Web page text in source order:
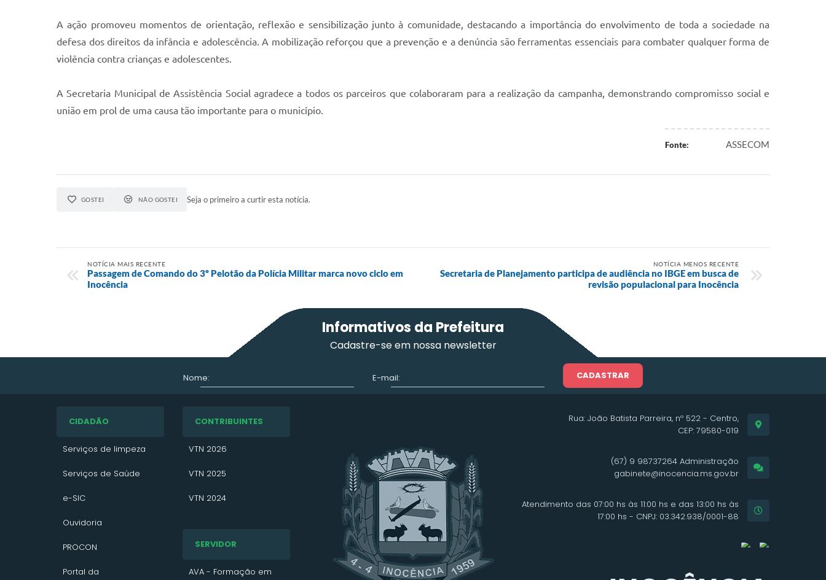
A ação promoveu momentos de orientação, reflexão e sensibilização junto à comunidade, destacando a importância do envolvimento de toda a sociedade na
defesa dos direitos da infância e adolescência. A mobilização reforçou que a prevenção e a denúncia são ferramentas essenciais para combater qualquer forma de
violência contra crianças e adolescentes.
A Secretaria Municipal de Assistência Social agradece a todos os parceiros que colaboraram para a realização da campanha, demonstrando compromisso social e
união em prol de uma causa tão importante para o município.
Fonte: ASSECOM
GOSTEI NÃO GOSTEI Seja o primeiro a curtir esta notícia.
NOTÍCIA MAIS RECENTE
Passagem de Comando do 3º Pelotão da Polícia Militar marca novo ciclo em
Inocência
NOTÍCIA MENOS RECENTE
Secretaria de Planejamento participa de audiência no IBGE em busca de
revisão populacional para Inocência
Informativos da Prefeitura
Cadastre-se em nossa newsletter
Nome: E-mail: CADASTRAR
CIDADÃO
Serviços de limpeza
Serviços de Saúde
e-SIC
Ouvidoria
PROCON
Portal da
CONTRIBUINTES
VTN 2026
VTN 2025
VTN 2024
VTN
Convênio ITR
SERVIDOR
AVA - Formação em
Rua: João Batista Parreira, nº 522 - Centro,
CEP: 79580-019
(67) 9 98737264 Administração
gabinete@inocencia.ms.gov.br
Atendimento das 07:00 hs às 11:00 hs e das 13:00 hs às
17:00 hs - CNPJ: 03.342.938/0001-88